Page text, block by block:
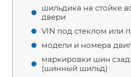
шильдика на стойке
двери
VIN под стеклом или
модели и номера
маркировки шин
(шинный шильд)